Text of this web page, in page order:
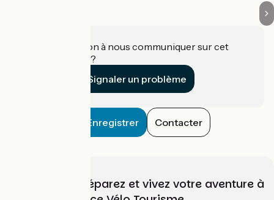
Une information à nous communiquer sur cet
établissement ?
Signaler un problème
Enregistrer Contacter
Choisissez, préparez et vivez votre aventure à